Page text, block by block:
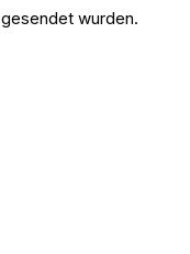
wurden.